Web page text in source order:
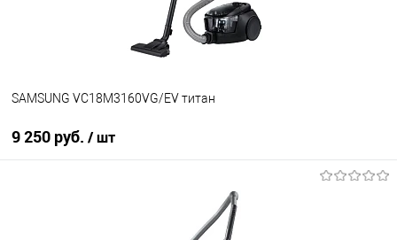
SAMSUNG VC18M3160VG/EV титан
9 250 руб. / шт
В корзину